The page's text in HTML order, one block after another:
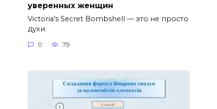
уверенных женщин
Victoria’s Secret Bombshell — это не просто
духи.
0 79